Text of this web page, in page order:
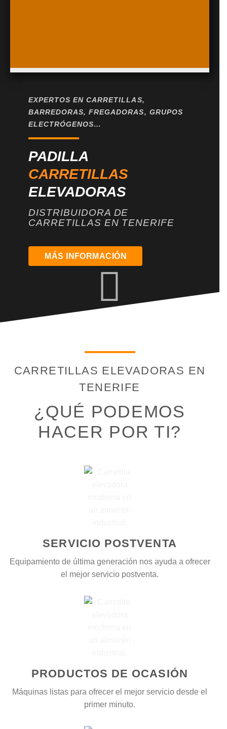
EXPERTOS EN CARRETILLAS,
BARREDORAS, FREGADORAS, GRUPOS
ELECTRÓGENOS…
PADILLA
CARRETILLAS
ELEVADORAS
DISTRIBUIDORA DE
CARRETILLAS EN TENERIFE
MÁS INFORMACIÓN
CARRETILLAS ELEVADORAS EN
TENERIFE
¿QUÉ PODEMOS
HACER POR TI?
SERVICIO POSTVENTA
Equipamiento de última generación nos ayuda a ofrecer
el mejor servicio postventa.
PRODUCTOS DE OCASIÓN
Máquinas listas para ofrecer el mejor servicio desde el
primer minuto.